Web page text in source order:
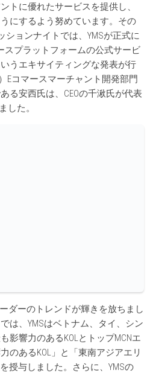
トに優れたサービスを提供し、
にするよう努めています。その
ションナイトでは、YMSが正式に
スプラットフォームの公式サービ
うエキサイティングな発表が行
Eコマースマーチャント開発部門
る安西氏は、CEOの千湫氏が代表
した。
ダーのトレンドが輝きを放ちまし
は、YMSはベトナム、タイ、シン
影響力のあるKOLとトップMCNエ
のあるKOL」と「東南アジアエリ
授与しました。さらに、YMSの